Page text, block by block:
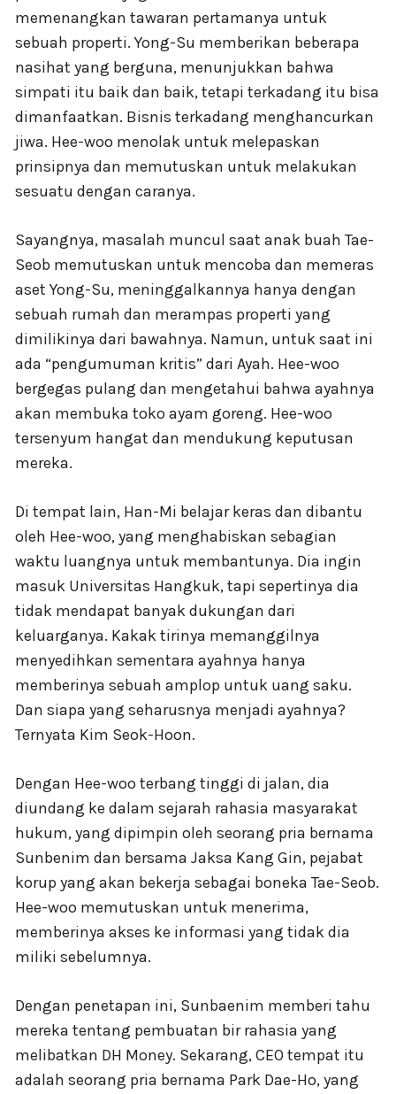
memenangkan tawaran pertamanya untuk
sebuah properti. Yong-Su memberikan beberapa
nasihat yang berguna, menunjukkan bahwa
simpati itu baik dan baik, tetapi terkadang itu bisa
dimanfaatkan. Bisnis terkadang menghancurkan
jiwa. Hee-woo menolak untuk melepaskan
prinsipnya dan memutuskan untuk melakukan
sesuatu dengan caranya.
Sayangnya, masalah muncul saat anak buah Tae-
Seob memutuskan untuk mencoba dan memeras
aset Yong-Su, meninggalkannya hanya dengan
sebuah rumah dan merampas properti yang
dimilikinya dari bawahnya. Namun, untuk saat ini
ada “pengumuman kritis” dari Ayah. Hee-woo
bergegas pulang dan mengetahui bahwa ayahnya
akan membuka toko ayam goreng. Hee-woo
tersenyum hangat dan mendukung keputusan
mereka.
Di tempat lain, Han-Mi belajar keras dan dibantu
oleh Hee-woo, yang menghabiskan sebagian
waktu luangnya untuk membantunya. Dia ingin
masuk Universitas Hangkuk, tapi sepertinya dia
tidak mendapat banyak dukungan dari
keluarganya. Kakak tirinya memanggilnya
menyedihkan sementara ayahnya hanya
memberinya sebuah amplop untuk uang saku.
Dan siapa yang seharusnya menjadi ayahnya?
Ternyata Kim Seok-Hoon.
Dengan Hee-woo terbang tinggi di jalan, dia
diundang ke dalam sejarah rahasia masyarakat
hukum, yang dipimpin oleh seorang pria bernama
Sunbenim dan bersama Jaksa Kang Gin, pejabat
korup yang akan bekerja sebagai boneka Tae-Seob.
Hee-woo memutuskan untuk menerima,
memberinya akses ke informasi yang tidak dia
miliki sebelumnya.
Dengan penetapan ini, Sunbaenim memberi tahu
mereka tentang pembuatan bir rahasia yang
melibatkan DH Money. Sekarang, CEO tempat itu
adalah seorang pria bernama Park Dae-Ho, yang